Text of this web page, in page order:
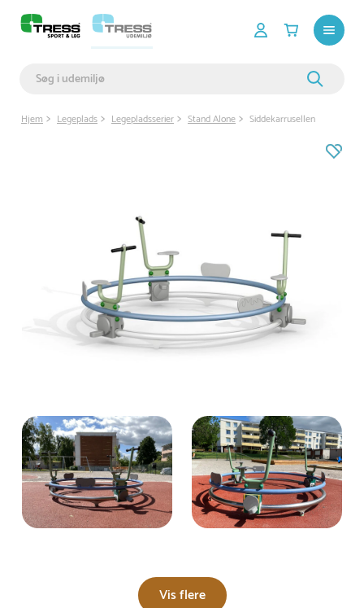
Hjem Legeplads Legepladsserier Stand Alone Siddekarrusellen
Vis flere